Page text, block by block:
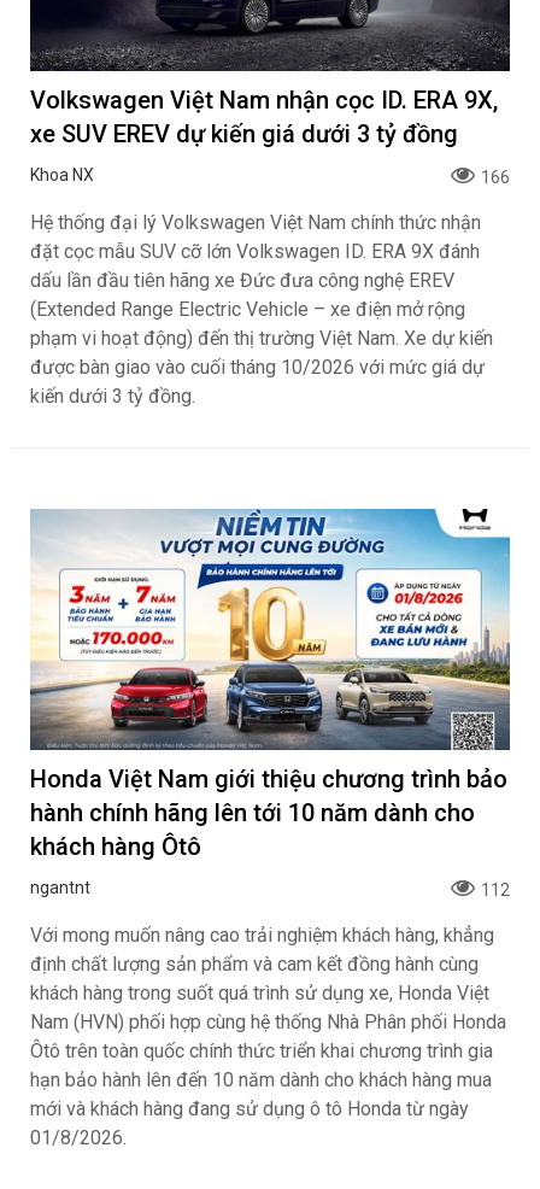
Volkswagen Việt Nam nhận cọc ID. ERA 9X,
xe SUV EREV dự kiến giá dưới 3 tỷ đồng
Khoa NX 166
Hệ thống đại lý Volkswagen Việt Nam chính thức nhận
đặt cọc mẫu SUV cỡ lớn Volkswagen ID. ERA 9X đánh
dấu lần đầu tiên hãng xe Đức đưa công nghệ EREV
(Extended Range Electric Vehicle – xe điện mở rộng
phạm vi hoạt động) đến thị trường Việt Nam. Xe dự kiến
được bàn giao vào cuối tháng 10/2026 với mức giá dự
kiến dưới 3 tỷ đồng.
Honda Việt Nam giới thiệu chương trình bảo
hành chính hãng lên tới 10 năm dành cho
khách hàng Ôtô
ngantnt 112
Với mong muốn nâng cao trải nghiệm khách hàng, khẳng
định chất lượng sản phẩm và cam kết đồng hành cùng
khách hàng trong suốt quá trình sử dụng xe, Honda Việt
Nam (HVN) phối hợp cùng hệ thống Nhà Phân phối Honda
Ôtô trên toàn quốc chính thức triển khai chương trình gia
hạn bảo hành lên đến 10 năm dành cho khách hàng mua
mới và khách hàng đang sử dụng ô tô Honda từ ngày
01/8/2026.